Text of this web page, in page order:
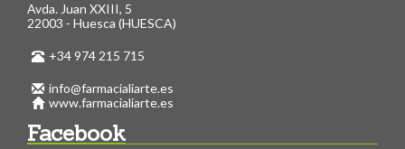
Avda. Juan XXIII, 5
22003 - Huesca (HUESCA)
+34 974 215 715
info@farmacialiarte.es
www.farmacialiarte.es
Facebook